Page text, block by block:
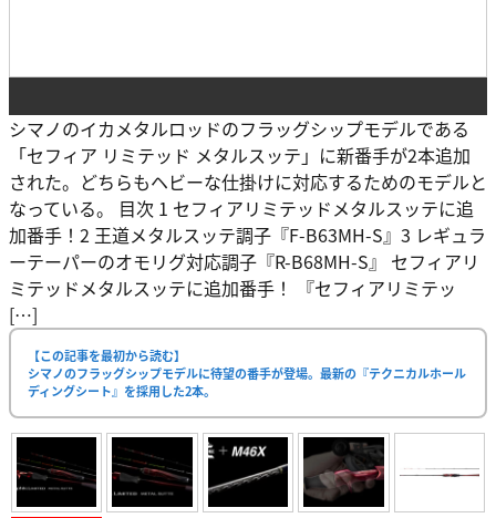
シマノのイカメタルロッドのフラッグシップモデルである
「セフィア リミテッド メタルスッテ」に新番手が2本追加
された。どちらもヘビーな仕掛けに対応するためのモデルと
なっている。 目次 1 セフィアリミテッドメタルスッテに追
加番手！2 王道メタルスッテ調子『F-B63MH-S』3 レギュラ
ーテーパーのオモリグ対応調子『R-B68MH-S』 セフィアリ
ミテッドメタルスッテに追加番手！ 『セフィアリミテッ
[…]
【この記事を最初から読む】
シマノのフラッグシップモデルに待望の番手が登場。最新の『テクニカルホール
ディングシート』を採用した2本。